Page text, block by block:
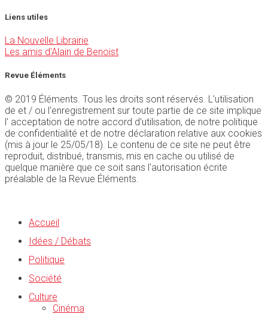
Liens utiles
La Nouvelle Librairie
Les amis d'Alain de Benoist
Revue Éléments
© 2019 Éléments. Tous les droits sont réservés. L'utilisation
de et / ou l'enregistrement sur toute partie de ce site implique
l' acceptation de notre accord d'utilisation, de notre politique
de confidentialité et de notre déclaration relative aux cookies
(mis à jour le 25/05/18). Le contenu de ce site ne peut être
reproduit, distribué, transmis, mis en cache ou utilisé de
quelque manière que ce soit sans l'autorisation écrite
préalable de la Revue Éléments.
Accueil
Idées / Débats
Politique
Société
Culture
Cinéma